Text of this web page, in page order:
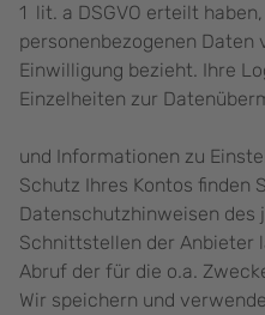
1 lit. a DSGVO erteilt
personenbezogenen Daten
Einwilligung bezieht. Ihre
Einzelheiten zur
und Informationen zu
Schutz Ihres Kontos finden
Datenschutzhinweisen des
Schnittstellen der Anbieter
Abruf der für die o.a.
Wir speichern und